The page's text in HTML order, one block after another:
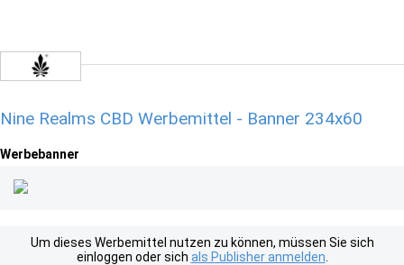
Nine Realms CBD Werbemittel - Banner 234x60
Werbebanner
Um dieses Werbemittel nutzen zu können, müssen Sie sich
einloggen oder sich als Publisher anmelden